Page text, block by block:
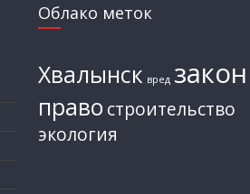
Облако меток
Хвалынск вред закон
право строительство
экология